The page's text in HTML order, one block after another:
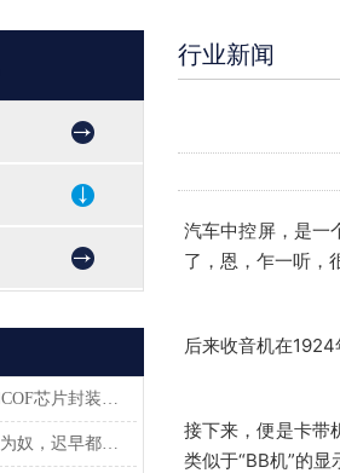
浅谈全面屏COG和COF芯片封装技术
LCD显示屏党永不为奴，迟早都会返回市场
行业新闻
汽车中控屏，是一
了，恩，乍一听，
后来收音机在1924
接下来，便是卡带
类似于“BB机”的显